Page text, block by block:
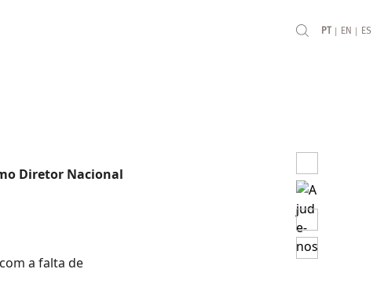
PT | EN | ES
Diretor Nacional
a falta de